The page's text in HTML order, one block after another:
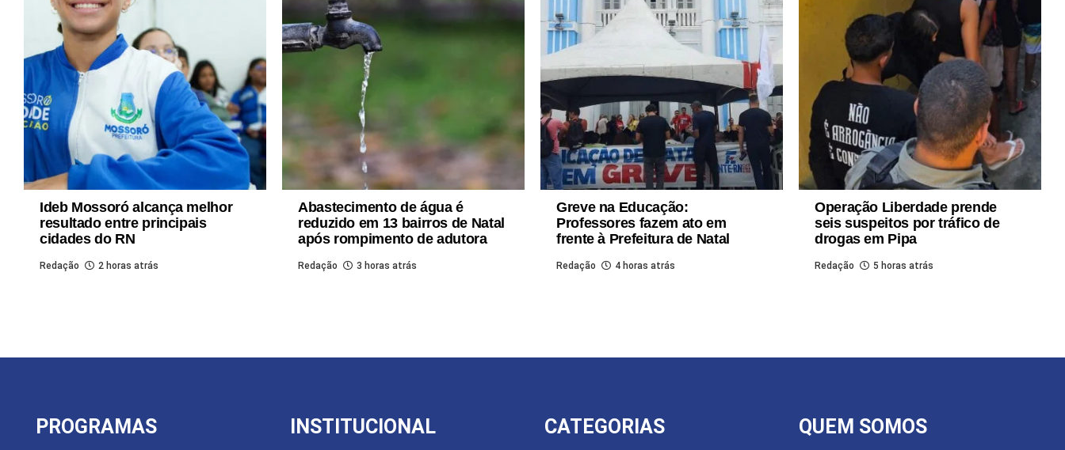
Ideb Mossoró alcança melhor
resultado entre principais
cidades do RN
Redação 2 horas atrás
Abastecimento de água é
reduzido em 13 bairros de Natal
após rompimento de adutora
Redação 3 horas atrás
Greve na Educação:
Professores fazem ato em
frente à Prefeitura de Natal
Redação 4 horas atrás
Operação Liberdade prende
seis suspeitos por tráfico de
drogas em Pipa
Redação 5 horas atrás
PROGRAMAS INSTITUCIONAL CATEGORIAS QUEM SOMOS